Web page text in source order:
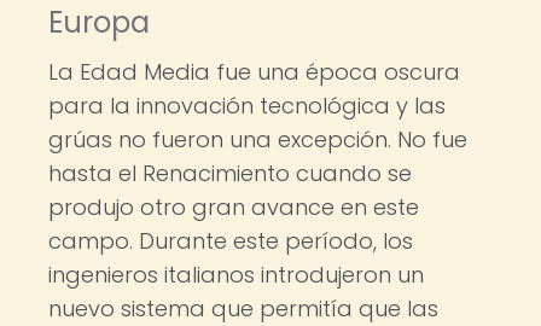
Europa
La Edad Media fue una época oscura
para la innovación tecnológica y las
grúas no fueron una excepción. No fue
hasta el Renacimiento cuando se
produjo otro gran avance en este
campo. Durante este período, los
ingenieros italianos introdujeron un
nuevo sistema que permitía que las